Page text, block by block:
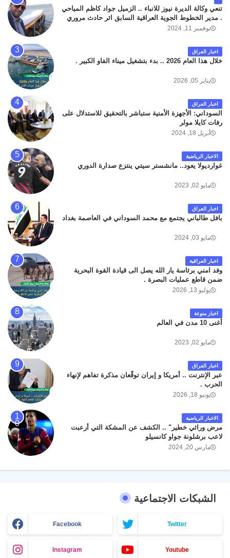
تنعي وكالة الديرة نيوز للانباء .. الزميل جواد كاظم المياحي
. مدير الخطوط الجوية العراقية السابق اثر حادث مروري
داخل مطار البصرة الدولي اليوم الاثنين على الطريق
كان سبب الحادث يعود لتصادم عجلته مع عجلة نوع كيا بنكو
تابعة لشركة الهلال الماسكة لإعمار مطار البصرة الدولي .
سائلين الله عز وجل ان يتغمد الفقيد بواسع رحمته ، و انا
نوفمبر 11, 2024
اخبار العراق
خلال هذا العام 2026 .. بدء بتشغيل ميناء الفاو الكبير .
يناير 05, 2026
اخبار العراق
السوداني: الأجهزة الأمنية ستباشر بالتحقيق للاستدلال على
رفات كايلا مولر
أبريل 18, 2024
الاخبار الرياضية
غوارديولا يعود.. مانشستر سيتي ينتزع صدارة الدوري
مايو 02, 2023
اخبار العراق
بافل طالباني يجتمع مع محمد السوداني في العاصمة بغداد
مايو 03, 2024
اخبار العراقية
وفد امني برئاسة يار الله يصل الى قيادة القوة البحرية
ضمن قاطع عمليات البصرة .
يوليو 13, 2026
اخبار منوعة
أغنى 10 مدن في العالم
مايو 02, 2023
اخبار العراق
عبر الإنترنت .. أمريكا و إيران توقّعان مذكرة تفاهم لإنهاء
الحرب .
يونيو 18, 2026
الاخبار الرياضية
مرض وراثي خطير" .. الكشف عن المشكة التي أرعبت
لاعب برشلونة جواو كانسيلو
مارس 20, 2024
الشبكات الاجتماعية
Facebook Twitter
Instagram Youtube